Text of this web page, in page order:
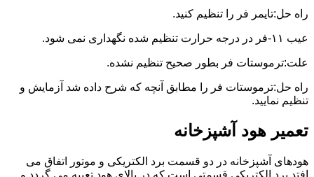
راه حل:تایمر فر را تنظیم کنید.
عیب ۱۱-فر در درجه حرارت تنظیم شده نگهداری نمی شود.
علت:ترموستات فر بطور صحیح تنظیم نشده.
راه حل:ترموستات فر را مطابق آنچه که شرح داده شد آزمایش و
تنظیم نمایید.
تعمیر هود آشپزخانه
هودهای آشپزخانه در دو قسمت برد الکتریکی و موتور اتفاق می
افتد.برد الکتریکی قسمتی است که در بالای هود تعبیه می گردد و